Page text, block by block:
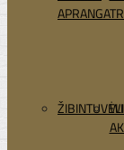
APRANGA